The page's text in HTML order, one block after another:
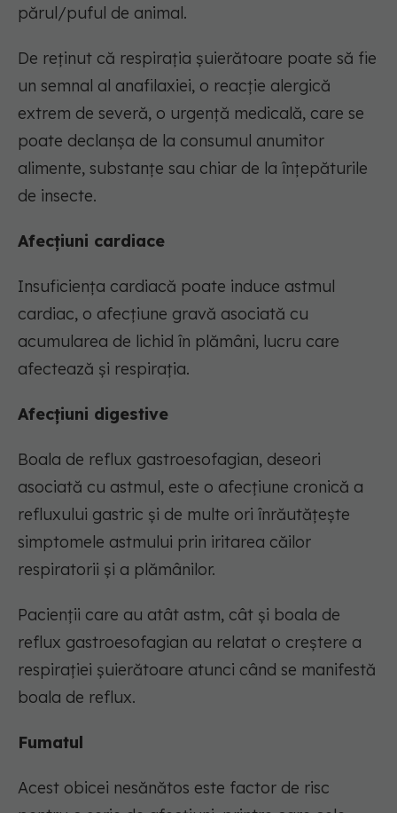
părul/puful de animal.
De reținut că respirația șuierătoare poate să fie
un semnal al anafilaxiei, o reacție alergică
extrem de severă, o urgență medicală, care se
poate declanșa de la consumul anumitor
alimente, substanțe sau chiar de la înțepăturile
de insecte.
Afecțiuni cardiace
Insuficiența cardiacă poate induce astmul
cardiac, o afecțiune gravă asociată cu
acumularea de lichid în plămâni, lucru care
afectează și respirația.
Afecțiuni digestive
Boala de reflux gastroesofagian, deseori
asociată cu astmul, este o afecțiune cronică a
refluxului gastric și de multe ori înrăutățește
simptomele astmului prin iritarea căilor
respiratorii și a plămânilor.
Pacienții care au atât astm, cât și boala de
reflux gastroesofagian au relatat o creștere a
respirației șuierătoare atunci când se manifestă
boala de reflux.
Fumatul
Acest obicei nesănătos este factor de risc